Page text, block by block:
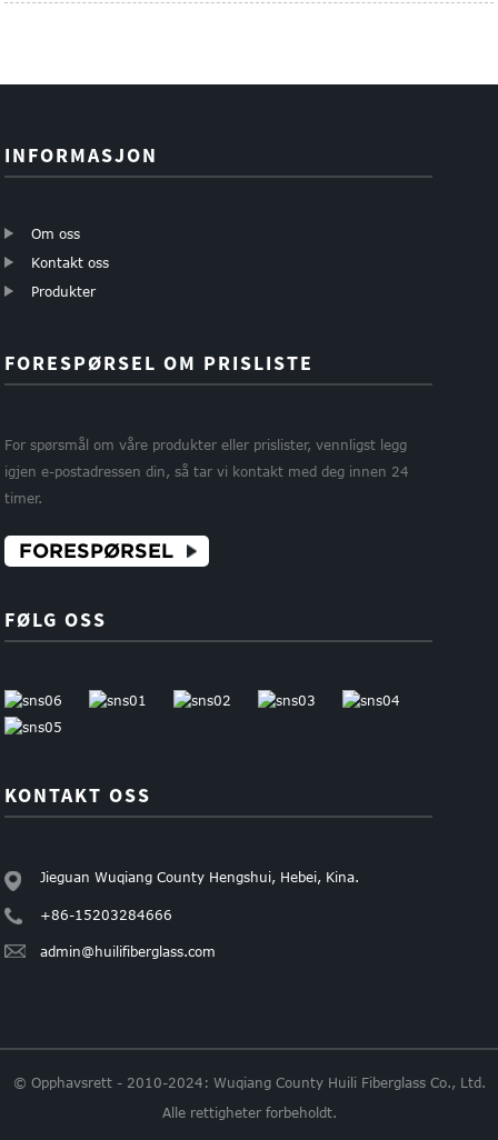
INFORMASJON
Om oss
Kontakt oss
Produkter
FORESPØRSEL OM PRISLISTE
For spørsmål om våre produkter eller prislister, vennligst legg
igjen e-postadressen din, så tar vi kontakt med deg innen 24
timer.
FORESPØRSEL
FØLG OSS
KONTAKT OSS
Jieguan Wuqiang County Hengshui, Hebei, Kina.
+86-15203284666
admin@huilifiberglass.com
© Opphavsrett - 2010-2024: Wuqiang County Huili Fiberglass Co., Ltd.
Alle rettigheter forbeholdt.